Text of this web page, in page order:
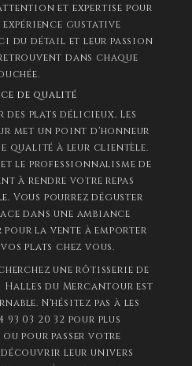
et expertise pour
gustative
du détail et leur passion
dans chaque
de qualité
des plats délicieux, Les
met un point d'honneur
qualité à leur clientèle.
le professionnalisme de
à rendre votre repas
Vous pourrez déguster
dans une ambiance
la vente à emporter
plats chez vous.
une rôtisserie de
Halles du Mercantour est
N'hésitez pas à les
03 20 32 pour plus
pour passer votre
découvrir leur univers